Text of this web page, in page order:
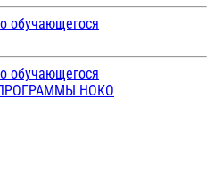
обучающегося
обучающегося
НОКО